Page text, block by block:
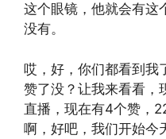
这个眼镜，他就会有这
没有。
哎，好，你们都看到我
赞了没？让我来看看，
直播，现在有4个赞，
啊，好吧，我们开始今